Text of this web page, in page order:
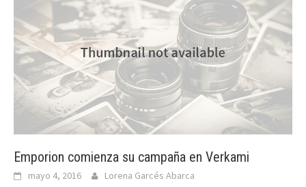
Emporion comienza su campaña en Verkami
mayo 4, 2016 Lorena Garcés Abarca